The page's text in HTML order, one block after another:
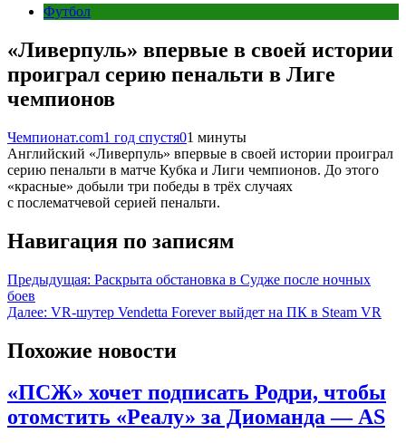
Футбол
«Ливерпуль» впервые в своей истории
проиграл серию пенальти в Лиге
чемпионов
Чемпионат.com1 год спустя01 минуты
Английский «Ливерпуль» впервые в своей истории проиграл
серию пенальти в матче Кубка и Лиги чемпионов. До этого
«красные» добыли три победы в трёх случаях
с послематчевой серией пенальти.
Навигация по записям
Предыдущая: Раскрыта обстановка в Судже после ночных
боев
Далее: VR-шутер Vendetta Forever выйдет на ПК в Steam VR
Похожие новости
«ПСЖ» хочет подписать Родри, чтобы
отомстить «Реалу» за Диоманда — AS